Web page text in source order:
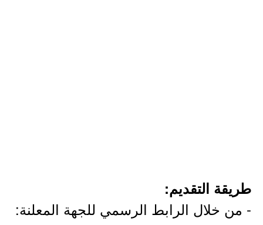
طريقة التقديم:
- من خلال الرابط الرسمي للجهة المعلنة: